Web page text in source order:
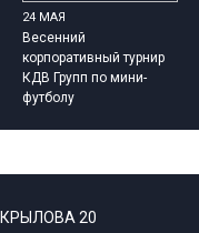
24 МАЯ
Весенний
корпоративный турнир
КДВ Групп по мини-
футболу
КРЫЛОВА 20